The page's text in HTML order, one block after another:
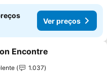
Ver preços
aos favoritos
Encontre
1.037